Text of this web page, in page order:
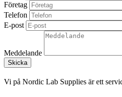
Företag
Telefon
E-post
Meddelande
Vi på Nordic Lab Supplies är ett